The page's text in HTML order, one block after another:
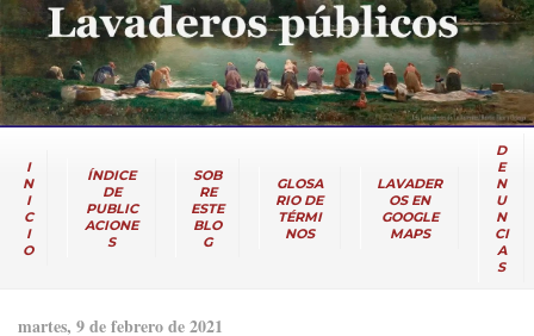
I
N
I
C
I
O
ÍNDICE
DE
PUBLIC
ACIONE
S
SOB
RE
ESTE
BLO
G
GLOSA
RIO DE
TÉRMI
NOS
LAVADER
OS EN
GOOGLE
MAPS
D
E
N
U
N
CI
A
S
martes, 9 de febrero de 2021